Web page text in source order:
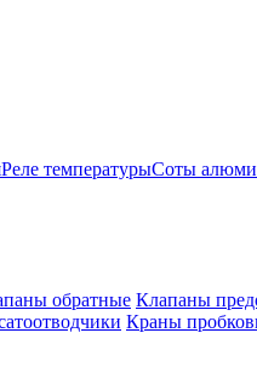
Реле температурыСоты
обратные Клапаны
Краны